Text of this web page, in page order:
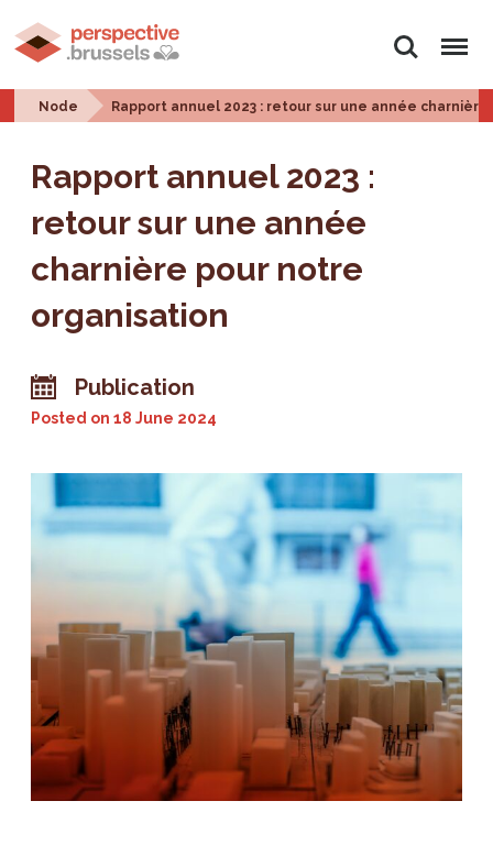
Search Menu
Node Rapport annuel 2023 : retour sur une année
Rapport annuel 2023 :
retour sur une année
charnière pour notre
organisation
Publication
Posted on18 June 2024